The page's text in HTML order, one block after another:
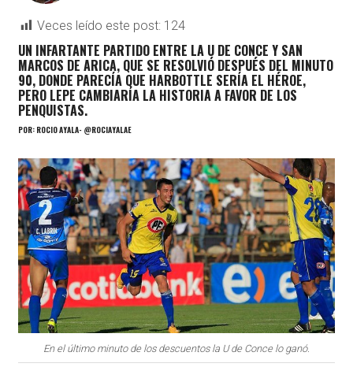
Veces leído este post: 124
UN INFARTANTE PARTIDO ENTRE LA U DE CONCE Y SAN
MARCOS DE ARICA, QUE SE RESOLVIÓ DESPUÉS DEL MINUTO
90, DONDE PARECÍA QUE HARBOTTLE SERÍA EL HÉROE,
PERO LEPE CAMBIARÍA LA HISTORIA A FAVOR DE LOS
PENQUISTAS.
POR: ROCÍO AYALA- @ROCIAYALAE
En el último minuto de los descuentos la U de Conce lo ganó.